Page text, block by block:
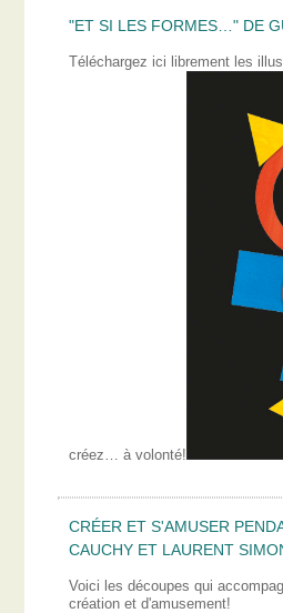
"ET SI LES FORMES…" DE
Téléchargez ici librement les
créez… à volonté!
CRÉER ET S'AMUSER
CAUCHY ET LAURENT
Voici les découpes qui
création et d'amusement!